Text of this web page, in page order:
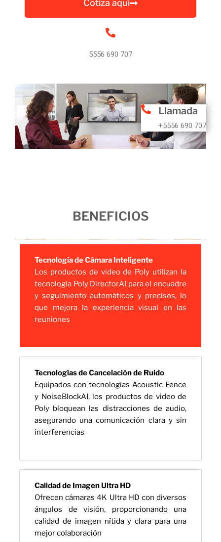
Cotiza aquí
5556 690 707
Llamada
+5556 690 707
BENEFICIOS
Tecnología de Cámara Inteligente
Los productos de video de Poly utilizan la
tecnología Poly DirectorAI para el encuadre
y seguimiento automáticos y precisos, lo
que mejora la experiencia visual en las
reuniones
Tecnologías de Cancelación de Ruido
Equipados con tecnologías Acoustic Fence
y NoiseBlockAI, los productos de video de
Poly bloquean las distracciones de audio,
asegurando una comunicación clara y sin
interferencias
Calidad de Imagen Ultra HD
Ofrecen cámaras 4K Ultra HD con diversos
ángulos de visión, proporcionando una
calidad de imagen nítida y clara para una
mejor colaboración